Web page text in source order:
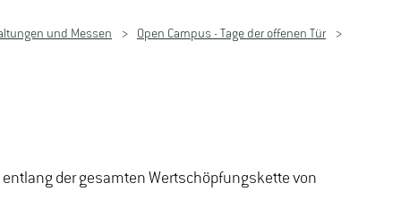
und Messen Open Campus - Tage der offenen Tür
der gesamten Wertschöpfungskette von